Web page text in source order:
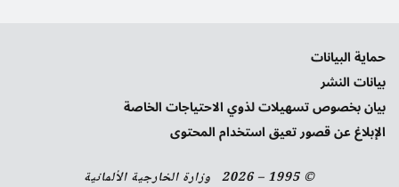
حماية البيانات
بيانات النشر
بيان بخصوص تسهيلات لذوي الاحتياجات الخاصة
الإبلاغ عن قصور تعيق استخدام المحتوى
© 1995 – 2026 وزارة الخارجية الألمانية